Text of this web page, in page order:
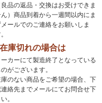
良品の返品・交換はお受けできま
）商品到着から一週間以内にま
ールでのご連絡をお願いしま
庫切れの場合は
ーカーにて製造終了となっている
のがございます。
のない商品をご希望の場合、下
絡先までメールにてお問合せ下
。